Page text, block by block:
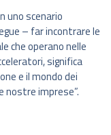
uno scenario
– far incontrare le
che operano nelle
significa
e il mondo dei
nostre imprese”.